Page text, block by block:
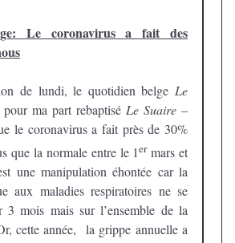
Le coronavirus a fait des
de lundi, le quotidien belge Le
ma part rebaptisé Le Suaire –
le coronavirus a fait près de 30%
que la normale entre le 1ermars et
une manipulation éhontée car la
aux maladies respiratoires ne se
3 mois mais sur l’ensemble de la
cette année, la grippe annuelle a